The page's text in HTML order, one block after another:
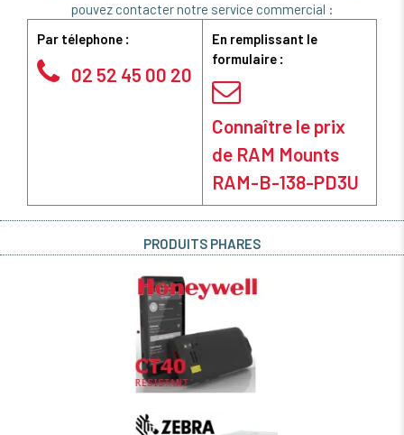
pouvez contacter notre service commercial :
Par télephone :
02 52 45 00 20
En remplissant le
formulaire :
Connaître le prix
de RAM Mounts
RAM-B-138-PD3U
PRODUITS PHARES